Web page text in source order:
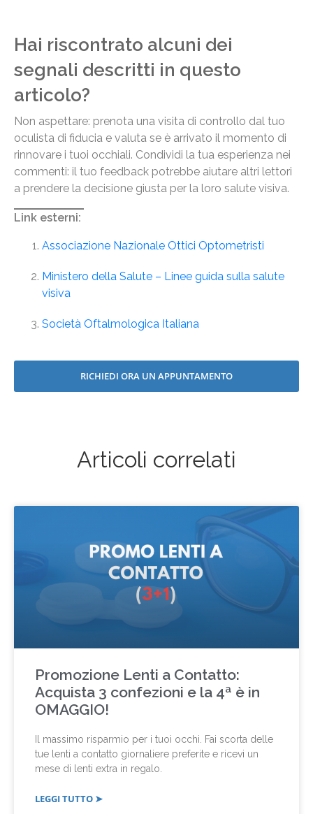
Hai riscontrato alcuni dei
segnali descritti in questo
articolo?
Non aspettare: prenota una visita di controllo dal tuo
oculista di fiducia e valuta se è arrivato il momento di
rinnovare i tuoi occhiali. Condividi la tua esperienza nei
commenti: il tuo feedback potrebbe aiutare altri lettori
a prendere la decisione giusta per la loro salute visiva.
Link esterni:
Associazione Nazionale Ottici Optometristi
Ministero della Salute – Linee guida sulla salute
visiva
Società Oftalmologica Italiana
RICHIEDI ORA UN APPUNTAMENTO
Articoli correlati
Promozione Lenti a Contatto:
Acquista 3 confezioni e la 4ª è in
OMAGGIO!
Il massimo risparmio per i tuoi occhi. Fai scorta delle
tue lenti a contatto giornaliere preferite e ricevi un
mese di lenti extra in regalo.
LEGGI TUTTO ➤